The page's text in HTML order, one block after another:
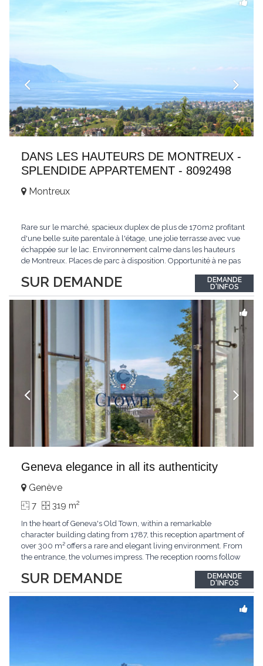
DANS LES HAUTEURS DE MONTREUX -
SPLENDIDE APPARTEMENT - 8092498
SUR DEMANDE
Montreux
Rare sur le marché, spacieux duplex de plus de 170m2 profitant
d'une belle suite parentale à l'étage, une jolie terrasse avec vue
échappée sur le lac. Environnement calme dans les hauteurs
de Montreux. Places de parc à disposition. Opportunité à ne pas
auf dem Markt, geräumiges Duplex von mehr als 170m2 mit
einer schönen...
DEMANDE
D'INFOS
Geneva elegance in all its authenticity
SUR DEMANDE
Genève
7 319 m2
In the heart of Geneva's Old Town, within a remarkable
character building dating from 1787, this reception apartment of
over 300 m² offers a rare and elegant living environment. From
the entrance, the volumes impress. The reception rooms follow
period architecture. High ceilings, finely crafted stuccoes,
moldings, woodwork, old fireplaces,...
DEMANDE
D'INFOS